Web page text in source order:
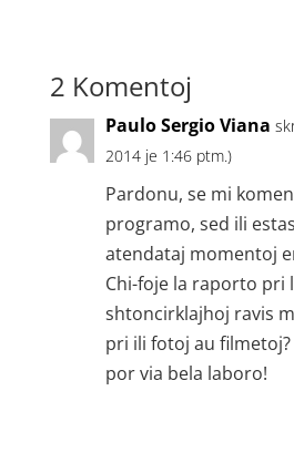
2 Komentoj
Paulo Sergio Viana
2014 je 1:46 ptm.)
Pardonu, se mi
programo, sed ili
atendataj momentoj
Chi-foje la raporto pri
shtoncirklajhoj ravis
pri ili fotoj au
por via bela laboro!